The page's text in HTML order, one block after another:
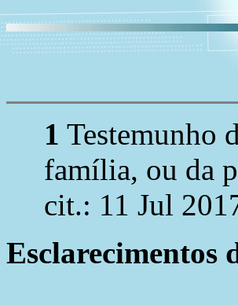
1 Testemunho
família, ou da
cit.: 11 Jul
Esclarecimentos